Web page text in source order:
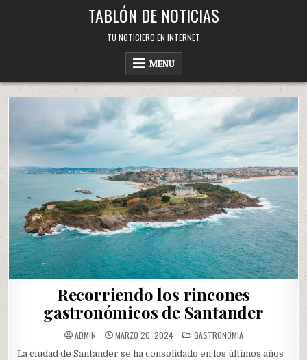
TABLÓN DE NOTICIAS
TU NOTICIERO EN INTERNET
MENU
Recorriendo los rincones
gastronómicos de Santander
ADMIN MARZO 20, 2024 POSTED
IN
GASTRONOMIA
La ciudad de Santander se ha consolidado en los últimos años